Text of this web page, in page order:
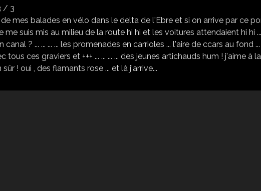
mes balades en vélo dans le delta de l'Ebre et si on arrive par ce
me suis mis au milieu de la route hi hi et les voitures attendaient hi hi
? ... ... ... ... les promenades en carrioles ... l'aire de ccars au fond ...
tous ces graviers et +++ ... ... ... ... des jeunes artichauds hum ! j'aime à
! oui , des flamants rose ... et là j'arrive...